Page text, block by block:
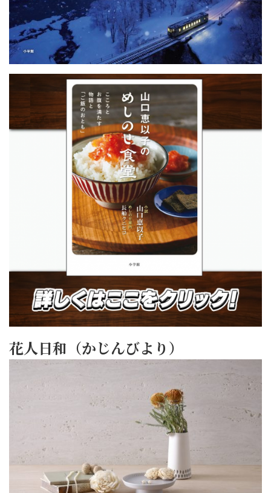
花人日和（かじんびより）